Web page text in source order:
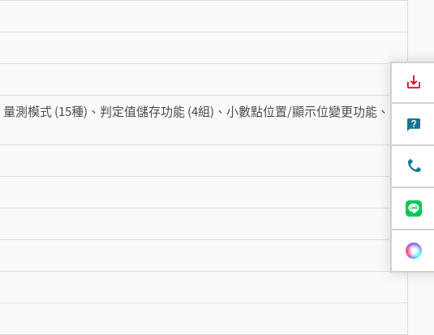
測模式 (15種)、判定值儲存功能 (4組)、小數點位置/顯示位變更功能、